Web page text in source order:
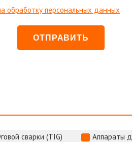
обработку персональных данных
сварки (TIG)
Аппараты